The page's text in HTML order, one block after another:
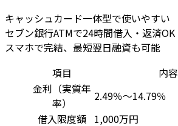
キャッシュカード一体型で使いやすい
セブン銀行ATMで24時間借入・返済OK
スマホで完結、最短翌日融資も可能
項目
内容
金利（実質年
率）
2.49％～14.79％
借入限度額
1,000万円